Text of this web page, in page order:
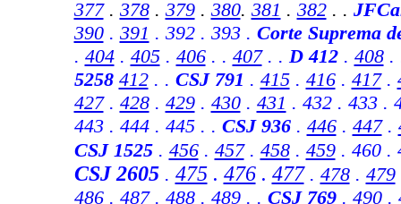
377. 378. 379. 380. 381 . 382. .
390 . 391 . 392 . 393 . Corte Suprema
. 404. 405. 406. . 407. . D 412 . 408.
5258 412. . CSJ 791 . 415. 416. 417.
427. 428. 429. 430. 431 . 432 . 433 .
443 . 444 . 445 . . CSJ 936. 446. 447.
CSJ 1525 . 456. 457. 458. 459. 460 .
CSJ 2605 . 475. 476. 477 . 478. 479
486. 487 . 488 . 489 . . CSJ 769 . 490.